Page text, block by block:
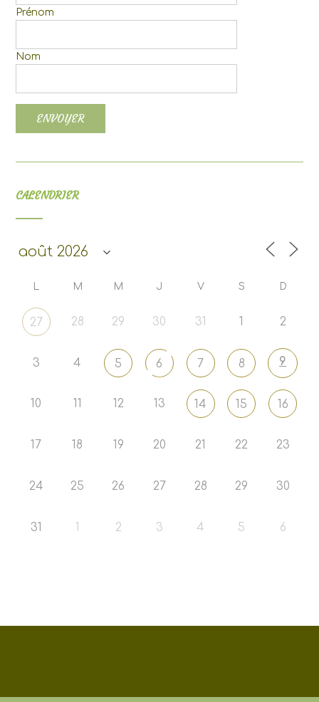
Prénom
Nom
CALENDRIER
L M M J V S D
27 28 29 30 31 1 2
3 4 5 6 7 8 9
10 12 13 14 15 16
17 18 19 20 21 22 23
24 25 26 27 28 29 30
31 1 2 3 4 5 6